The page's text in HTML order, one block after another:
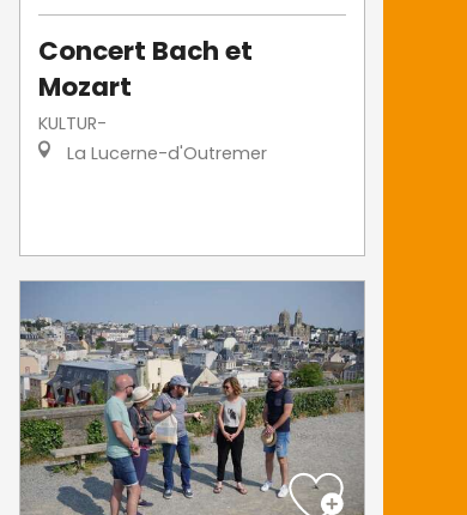
Concert Bach et
Mozart
KULTUR-
La Lucerne-d'Outremer